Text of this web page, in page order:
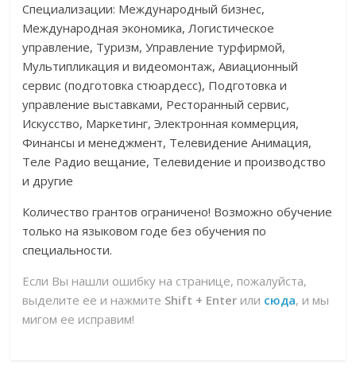
Специализации: Международный бизнес,
Международная экономика, Логистическое
управление, Туризм, Управление турфирмой,
Мультипликация и видеомонтаж, Авиационный
сервис (подготовка стюардесс), Подготовка и
управление выставками, Ресторанный сервис,
Искусство, Маркетинг, Электронная коммерция,
Финансы и менеджмент, Телевидение Анимация,
Теле Радио вещание, Телевидение и производство
и другие
Количество грантов ограничено! Возможно обучение
только на языковом годе без обучения по
специальности.
Если Вы нашли ошибку на странице, пожалуйста,
выделите ее и нажмите Shift + Enter или сюда, и мы
мигом ее исправим!